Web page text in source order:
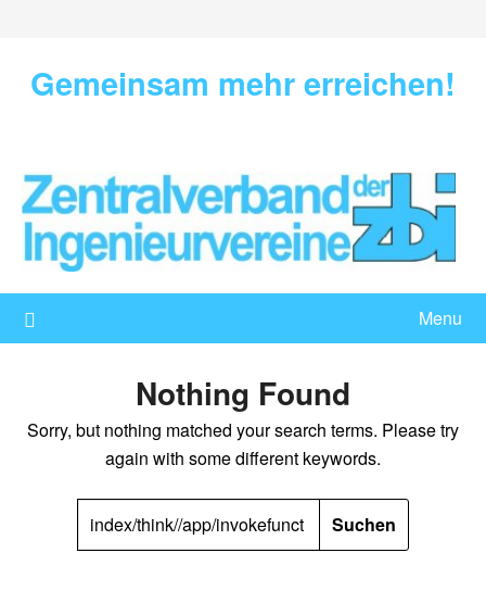
contentGemeinsam mehr erreichen!
Menu
Nothing Found
Sorry, but nothing matched your search terms. Please try
again with some different keywords.
SUCHEN